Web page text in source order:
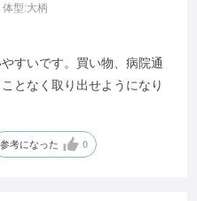
体型:大柄
すいです。買い物、病院通
となく取り出せようになり
参考になった 0